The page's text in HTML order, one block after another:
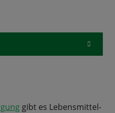
gibt es Lebensmittel-